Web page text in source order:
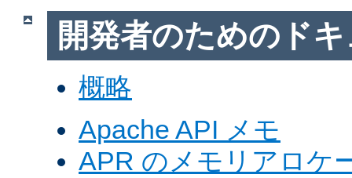
開発者のためのド
概略
Apache API メモ
APR のメモリアロケ